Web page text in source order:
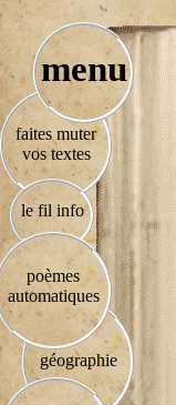
faites muter
vos textes
le fil info
géographie
poèmes
automatiques
menu